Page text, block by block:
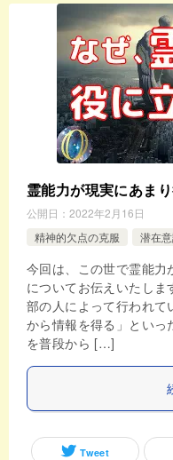
霊能力が現実にあま
公開日： 2022年2月16日
精神的欠点の克服
潜在
今回は、この世で霊能力
についてお伝えいたし
部の人によって行われ
から情報を得る」といっ
を普段から […]
Tweet